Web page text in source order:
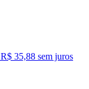
R$ 35,88 sem juros